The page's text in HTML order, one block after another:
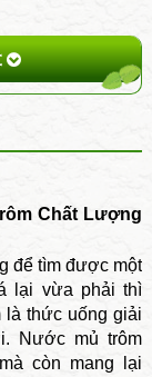
Chất Lượng
để tìm được một
lại vừa phải thì
là thức uống giải
Nước mủ trôm
còn mang lại